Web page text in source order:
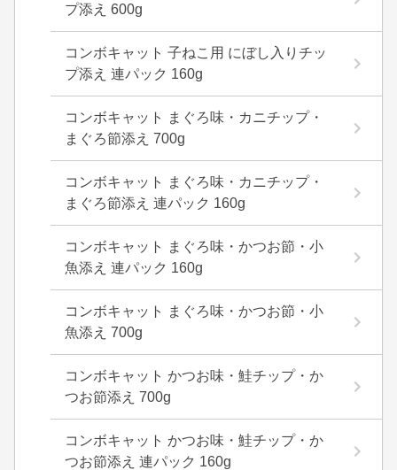
プ添え 600g
コンボキャット 子ねこ用 にぼし入りチッ
プ添え 連パック 160g
コンボキャット まぐろ味・カニチップ・
まぐろ節添え 700g
コンボキャット まぐろ味・カニチップ・
まぐろ節添え 連パック 160g
コンボキャット まぐろ味・かつお節・小
魚添え 連パック 160g
コンボキャット まぐろ味・かつお節・小
魚添え 700g
コンボキャット かつお味・鮭チップ・か
つお節添え 700g
コンボキャット かつお味・鮭チップ・か
つお節添え 連パック 160g